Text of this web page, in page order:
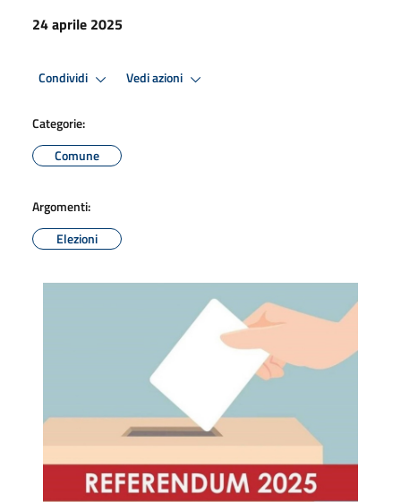
24 aprile 2025
Condividi Vedi azioni
Categorie:
Comune
Argomenti:
Elezioni